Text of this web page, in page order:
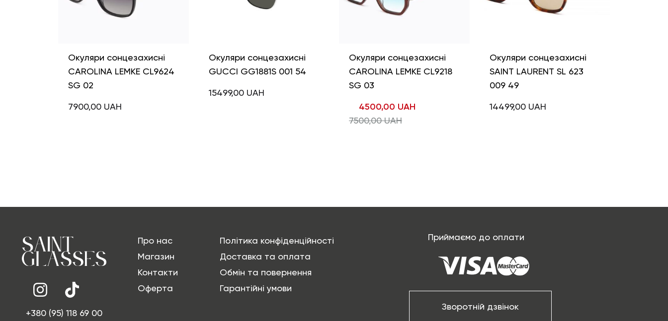
Окуляри сонцезахисні
CAROLINA LEMKE CL9624
SG 02
7900,00 UAH
Окуляри сонцезахисні
GUCCI GG1881S 001 54
15499,00 UAH
Окуляри сонцезахисні
CAROLINA LEMKE CL9218
SG 03
4500,00 UAH
7500,00UAH
Окуляри сонцезахисні
SAINT LAURENT SL 623
009 49
14499,00 UAH
+380 (95) 118 69 00
Про нас
Магазин
Контакти
Оферта
Політика конфіденційності
Доставка та оплата
Обмін та повернення
Гарантійні умови
Приймаємо до оплати
Зворотній дзвінок